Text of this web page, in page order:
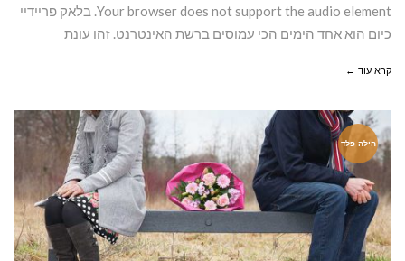
Your browser does not support the audio element. בלאק פריידיי
כיום הוא אחד הימים הכי עמוסים ברשת האינטרנט. זהו עונת
קרא עוד ←
הילה פלד